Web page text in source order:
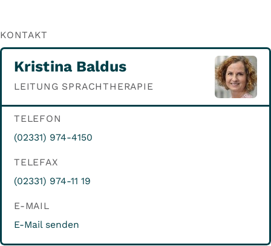
KONTAKT
Kristina Baldus
LEITUNG SPRACHTHERAPIE
TELEFON
(02331) 974-4150
TELEFAX
(02331) 974-11 19
E-MAIL
E-Mail senden